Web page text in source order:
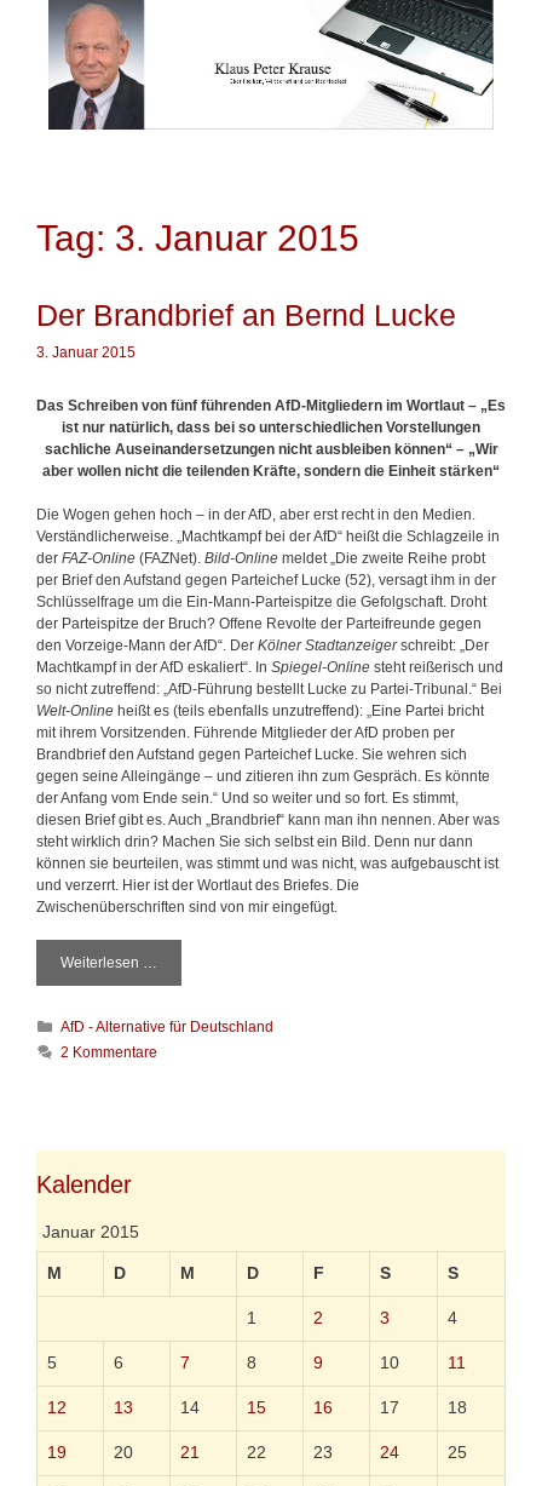
Tag: 3. Januar 2015
Der Brandbrief an Bernd Lucke
3. Januar 2015
Das Schreiben von fünf führenden AfD-Mitgliedern im Wortlaut – „Es
ist nur natürlich, dass bei so unterschiedlichen Vorstellungen
sachliche Auseinandersetzungen nicht ausbleiben können“ – „Wir
aber wollen nicht die teilenden Kräfte, sondern die Einheit stärken“
Die Wogen gehen hoch – in der AfD, aber erst recht in den Medien.
Verständlicherweise. „Machtkampf bei der AfD“ heißt die Schlagzeile in
der FAZ-Online (FAZNet). Bild-Online meldet „Die zweite Reihe probt
per Brief den Aufstand gegen Parteichef Lucke (52), versagt ihm in der
Schlüsselfrage um die Ein-Mann-Parteispitze die Gefolgschaft. Droht
der Parteispitze der Bruch? Offene Revolte der Parteifreunde gegen
den Vorzeige-Mann der AfD“. Der Kölner Stadtanzeigerschreibt: „Der
Machtkampf in der AfD eskaliert“. In Spiegel-Online steht reißerisch und
so nicht zutreffend: „AfD-Führung bestellt Lucke zu Partei-Tribunal.“ Bei
Welt-Online heißt es (teils ebenfalls unzutreffend): „Eine Partei bricht
mit ihrem Vorsitzenden. Führende Mitglieder der AfD proben per
Brandbrief den Aufstand gegen Parteichef Lucke. Sie wehren sich
gegen seine Alleingänge – und zitieren ihn zum Gespräch. Es könnte
der Anfang vom Ende sein.“ Und so weiter und so fort. Es stimmt,
diesen Brief gibt es. Auch „Brandbrief“ kann man ihn nennen. Aber was
steht wirklich drin? Machen Sie sich selbst ein Bild. Denn nur dann
können sie beurteilen, was stimmt und was nicht, was aufgebauscht ist
und verzerrt. Hier ist der Wortlaut des Briefes. Die
Zwischenüberschriften sind von mir eingefügt.
Weiterlesen …
e
B
K
a
i
AfD - Alternative für Deutschland
2 Kommentare
Kalender
Januar 2015
M D M D F S S
1 2 3 4
5 6 7 8 9 10 11
12 13 14 15 16 17 18
19 20 21 22 23 24 25